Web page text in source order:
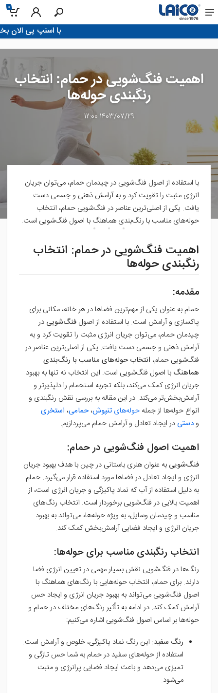
0
!با اسنپ پی الان بخر، تو 4 قسط
اهمیت فنگ‌شویی در حمام: انتخاب
رنگبندی حوله‌ها
1403/07/29 12:00
با استفاده از اصول فنگ‌شویی در چیدمان حمام، می‌توان جریان
انرژی مثبت را تقویت کرد و به آرامش ذهنی و جسمی دست
یافت. یکی از اصلی‌ترین عناصر در فنگ‌شویی حمام، انتخاب
حوله‌های مناسب با رنگ‌بندی هماهنگ با اصول فنگ‌شویی است.
اهمیت فنگ‌شویی در حمام: انتخاب
رنگبندی حوله‌ها
مقدمه:
حمام به عنوان یکی از مهم‌ترین فضاها در هر خانه، مکانی برای
پاکسازی و آرامش است. با استفاده از اصول فنگ‌شویی در
چیدمان حمام، می‌توان جریان انرژی مثبت را تقویت کرد و به
آرامش ذهنی و جسمی دست یافت. یکی از اصلی‌ترین عناصر در
فنگ‌شویی حمام، انتخاب حوله‌های مناسب با رنگ‌بندی
هماهنگ با اصول فنگ‌شویی است. این انتخاب نه تنها به بهبود
جریان انرژی کمک می‌کند، بلکه تجربه استحمام را دلپذیرتر و
آرامش‌بخش‌تر می‌کند. در این مقاله به بررسی نقش رنگبندی و
انواع حوله‌ها از جمله حوله‌های تنپوش،حمامی، استخری
ودستی در ایجاد تعادل و آرامش حمام می‌پردازیم.
اهمیت اصول فنگ‌شویی در حمام:
فنگ‌شویی به عنوان هنری باستانی در چین با هدف بهبود جریان
انرژی و ایجاد تعادل در فضاها مورد استفاده قرار می‌گیرد. حمام
به دلیل استفاده از آب که نماد پاکیزگی و جریان انرژی است، از
اهمیت بالایی در فنگ‌شویی برخوردار است. انتخاب رنگ‌های
مناسب و چیدمان وسایل، به ویژه حوله‌ها، می‌تواند به بهبود
جریان انرژی و ایجاد فضایی آرامش‌بخش کمک کند.
انتخاب رنگبندی مناسب برای حوله‌ها:
رنگ‌ها در فنگ‌شویی نقش بسیار مهمی در تعیین انرژی فضا
دارند. برای حمام، انتخاب حوله‌هایی با رنگ‌های هماهنگ با
اصول فنگ‌شویی می‌تواند به بهبود جریان انرژی و ایجاد حس
آرامش کمک کند. در ادامه به تأثیر رنگ‌های مختلف در حمام و
حوله‌ها بر اساس اصول فنگ‌شویی اشاره می‌کنیم:
رنگ سفید: این رنگ نماد پاکیزگی، خلوص و آرامش است.
استفاده از حوله‌های سفید در حمام به شما حس تازگی و
تمیزی می‌دهد و باعث ایجاد فضایی پرانرژی و مثبت
می‌شود.